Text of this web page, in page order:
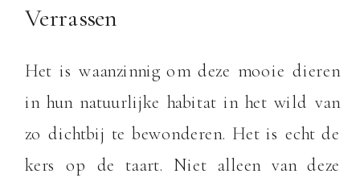
Verrassen
Het is waanzinnig om deze mooie dieren
in hun natuurlijke habitat in het wild van
zo dichtbij te bewonderen. Het is echt de
kers op de taart. Niet alleen van deze